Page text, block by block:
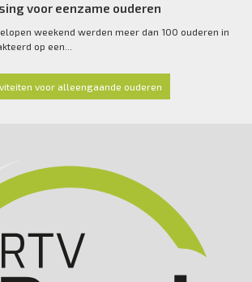
voor eenzame ouderen
weekend werden meer dan 100 ouderen in
op een...
voor alleengaande ouderen